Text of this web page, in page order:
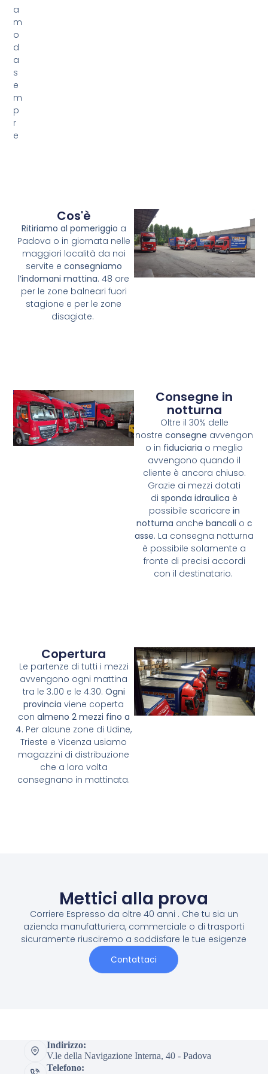
a
m
o
d
a
s
e
m
p
r
e
Cos'è
Ritiriamo al pomeriggio a
Padova o in giornata nelle
maggiori località da noi
servite e consegniamo
l’indomani mattina. 48 ore
per le zone balneari fuori
stagione e per le zone
disagiate.
Consegne in
notturna
Oltre il 30% delle
nostreconsegne avvengon
o in fiduciaria o meglio
avvengono quando il
cliente è ancora chiuso.
Grazie ai mezzi dotati
disponda idraulica è
possibile scaricare in
notturna anche bancali o c
asse. La consegna notturna
è possibile solamente a
fronte di precisi accordi
con il destinatario.
Copertura
Le partenze di tutti i mezzi
avvengono ogni mattina
tra le 3.00 e le 4.30. Ogni
provincia viene coperta
con almeno 2 mezzi fino a
4. Per alcune zone di Udine,
Trieste e Vicenza usiamo
magazzini di distribuzione
che a loro volta
consegnano in mattinata.
Mettici alla prova
Corriere Espresso da oltre 40 anni . Che tu sia un
azienda manufatturiera, commerciale o di trasporti
sicuramente riusciremo a soddisfare le tue esigenze
Contattaci
Indirizzo:
V.le della Navigazione Interna, 40 - Padova
Telefono: